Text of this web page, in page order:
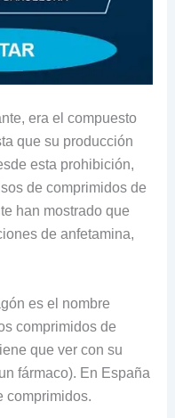
era el compuesto
que su producción
esta prohibición,
de comprimidos de
han mostrado que
de anfetamina,
es el nombre
comprimidos de
que ver con su
fármaco). En España
comprimidos.